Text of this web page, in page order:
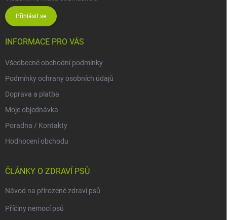
Přihlásit se
INFORMACE PRO VÁS
Všeobecné obchodní podmínky
Podmínky ochrany osobních údajů
Doprava a platba
Moje objednávka
Poradna / Kontakty
Hodnocení obchodu
ČLÁNKY O ZDRAVÍ PSŮ
Návod na přirozené zdraví psů
Příčiny nemocí psů